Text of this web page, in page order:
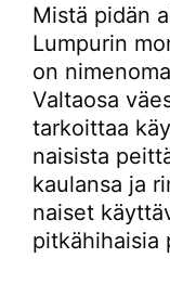
Mistä pidän
Lumpurin
on
Valtaosa
tarkoittaa
naisista
kaulansa ja
naiset
pitkähihaisia